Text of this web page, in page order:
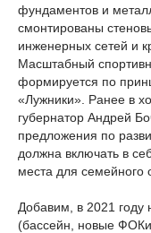
фундаментов и
смонтированы
инженерных сетей и
Масштабный
формируется по
«Лужники». Ранее в
губернатор Андрей
предложения по
должна включать в
места для семейного
Добавим, в 2021 году
(бассейн, новые